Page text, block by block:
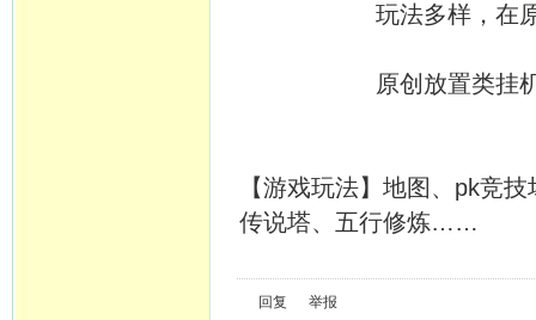
玩法多样，在原有基
原创放置类挂机游戏
【游戏玩法】地图、pk竞
传说塔、五行修炼……
回复 举报